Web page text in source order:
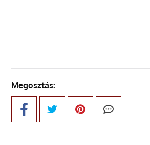
Megosztás: